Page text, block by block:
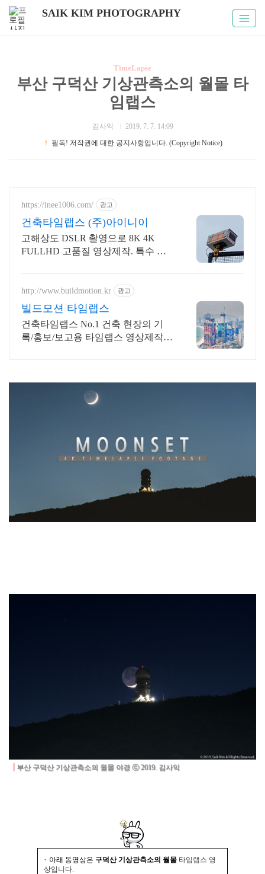
SAIK KIM PHOTOGRAPHY
TimeLapse
부산 구덕산 기상관측소의 월몰 타
임랩스
김사익
2019. 7. 7. 14:09
！
필독! 저작권에 대한 공지사항입니다. (Copyright Notice)
https://inee1006.com/ 광고
건축타임랩스 (주)아이니이
고해상도 DSLR 촬영으로 8K 4K
FULLHD 고품질 영상제작. 특수 하
http://www.buildmotion.kr 광고
빌드모션 타임랩스
건축타임랩스 No.1 건축 현장의 기
록/홍보/보고용 타임랩스 영상제작
부산 구덕산 기상관측소의 월몰 야경 ⓒ 2019. 김사익
· 아래 동영상은 구덕산 기상관측소의 월몰 타임랩스 영
상입니다.